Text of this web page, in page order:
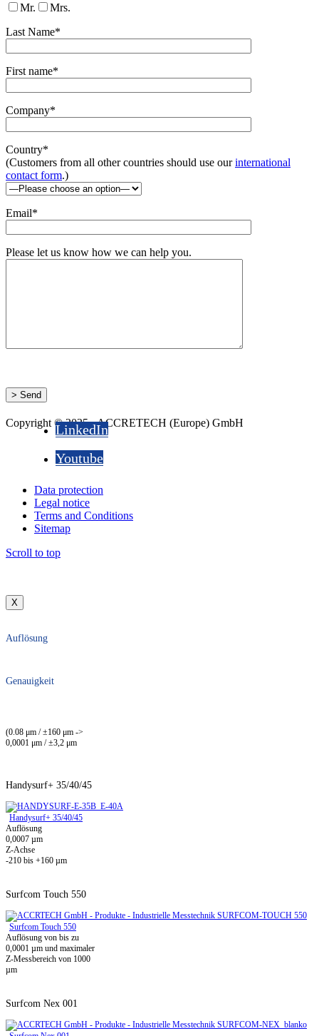
Mr.
Mrs.
Last Name*
First name*
Company*
Country*
(Customers from all other countries should use ourinternational
contact form.)
Email*
Please let us know how we can help you.
Copyright © 2025 - ACCRETECH (Europe) GmbH
LinkedIn
Youtube
Data protection
Legal notice
Terms and Conditions
Sitemap
Scroll to top
X
Auflösung
Genauigkeit
(0.08 μm / ±160 μm ->
0,0001 μm / ±3,2 μm
Handysurf+ 35/40/45
Handysurf+ 35/40/45
Auflösung
0,0007 µm
Z-Achse
-210 bis +160 µm
Surfcom Touch 550
Surfcom Touch 550
Auflösung von bis zu
0,0001 µm und maximaler
Z-Messbereich von 1000
µm
Surfcom Nex 001